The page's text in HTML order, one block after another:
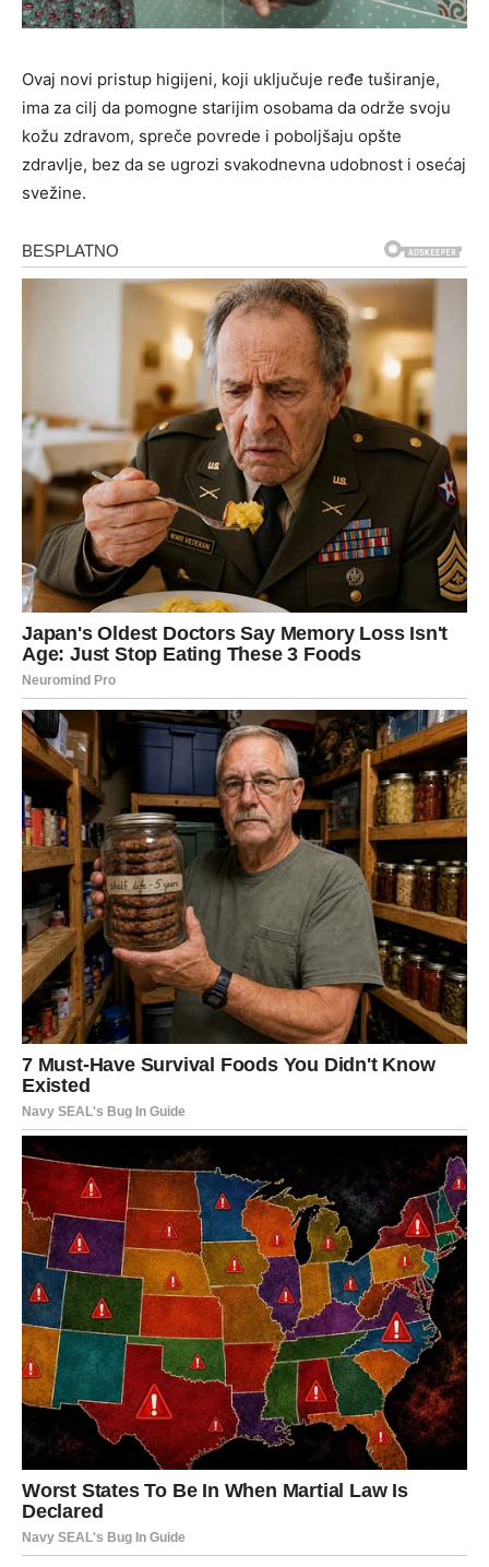
Ovaj novi pristup higijeni, koji uključuje ređe tuširanje,
ima za cilj da pomogne starijim osobama da održe svoju
kožu zdravom, spreče povrede i poboljšaju opšte
zdravlje, bez da se ugrozi svakodnevna udobnost i osećaj
svežine.